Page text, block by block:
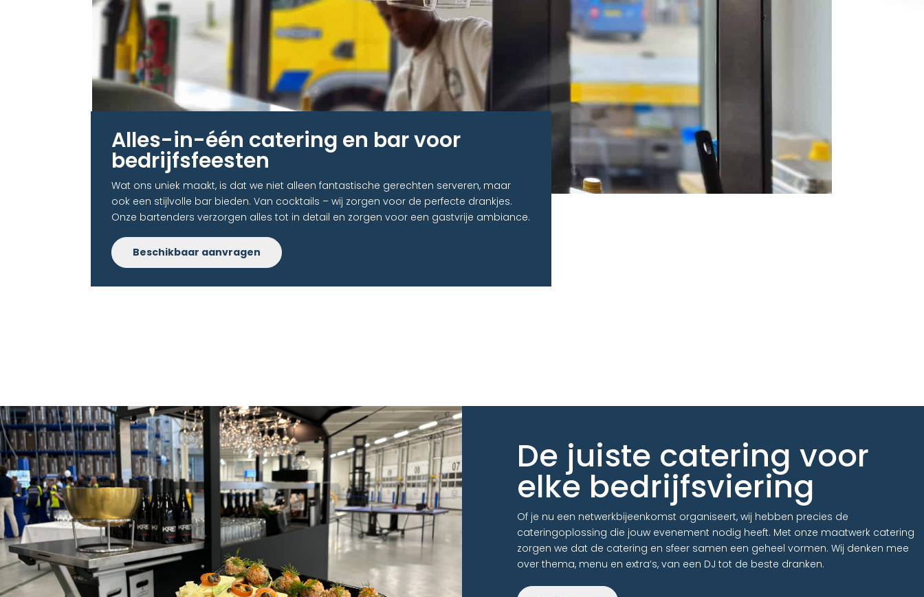
Alles-in-één catering en bar voor
bedrijfsfeesten​
Wat ons uniek maakt, is dat we niet alleen fantastische gerechten serveren, maar
ook een stijlvolle bar bieden. Van cocktails – wij zorgen voor de perfecte drankjes.
Onze bartenders verzorgen alles tot in detail en zorgen voor een gastvrije ambiance.
Beschikbaar aanvragen
De juiste catering voor
elke bedrijfsviering
Of je nu een netwerkbijeenkomst organiseert, wij hebben precies de
cateringoplossing die jouw evenement nodig heeft. Met onze maatwerk catering
zorgen we dat de catering en sfeer samen een geheel vormen. Wij denken mee
over thema, menu en extra’s, van een DJ tot de beste dranken.